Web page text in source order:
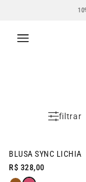
filtrar
NEW IN
BLUSA SYNC LICHIA
R$ 328,00